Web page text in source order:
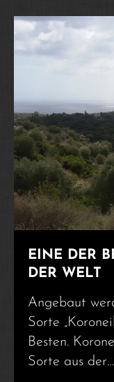
EINE DER
DER WELT
Angebaut
Sorte
Besten.
Sorte aus der…